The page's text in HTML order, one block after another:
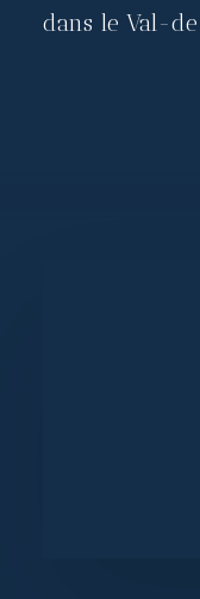
dans le Val-